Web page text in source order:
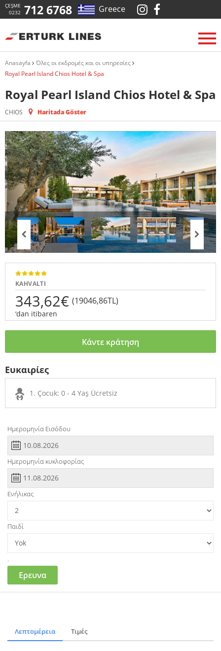
ÇEŞME
0232 712 6768 Greece
Anasayfa
Όλες οι εκδρομές και οι υπηρεσίες
Royal Pearl Island Chios Hotel & Spa
Royal Pearl Island Chios Hotel & Spa
CHIOS Haritada Göster
KAHVALTI
343,62€ (19046,86TL)
‘dan itibaren
Κάντε κράτηση
Ευκαιρίες
1. Çocuk: 0 - 4 Yaş Ücretsiz
Ημερομηνία Εισόδου
Ημερομηνία κυκλοφορίας
Ενήλικας
Παιδί
.
Ερευνα
Λεπτομέρεια Τιμές